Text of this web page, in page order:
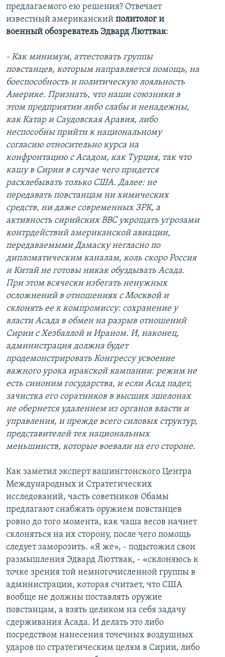
предлагаемого ею решения? Отвечает
известный американский политолог и
военный обозреватель Эдвард Люттвак:
- Как минимум, аттестовать группы
повстанцев, которым направляется помощь, на
боеспособность и политическую лояльность
Америке. Признать, что наши союзники в
этом предприятии либо слабы и ненадежны,
как Катар и Саудовская Аравия, либо
неспособны прийти к национальному
согласию относительно курса на
конфронтацию с Асадом, как Турция, так что
кашу в Сирии в случае чего придется
расхлебывать только США. Далее: не
передавать повстанцам ни химических
средств, ни даже современных ЗРК, а
активность сирийских ВВС укрощать угрозами
контрдействий американской авиации,
передаваемыми Дамаску негласно по
дипломатическим каналам, коль скоро Россия
и Китай не готовы никак обуздывать Асада.
При этом всячески избегать ненужных
осложнений в отношениях с Москвой и
склонять ее к компромиссу: сохранение у
власти Асада в обмен на разрыв отношений
Сирии с Хезбаллой и Ираном. И, наконец,
администрация должна будет
продемонстрировать Конгрессу усвоение
важного урока иракской кампании: режим не
есть синоним государства, и если Асад падет,
зачистка его соратников в высших эшелонах
не обернется удалением из органов власти и
управления, и прежде всего силовых структур,
представителей тех национальных
меньшинств, которые воевали на его стороне.
Как заметил эксперт вашингтонского Центра
Международных и Стратегических
исследований, часть советников Обамы
предлагают снабжать оружием повстанцев
ровно до того момента, как чаша весов начнет
склоняться на их сторону, после чего помощь
следует заморозить. «Я же», - подытожил свои
размышления Эдвард Люттвак, - «склоняюсь к
точке зрения той немногочисленной группы в
администрации, которая считает, что США
вообще не должны поставлять оружие
повстанцам, а взять целиком на себя задачу
сдерживания Асада. И делать это либо
посредством нанесения точечных воздушных
ударов по стратегическим целям в Сирии, либо